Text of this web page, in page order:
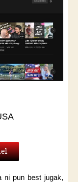
ni pun best jugak,